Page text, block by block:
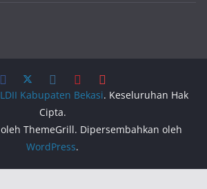
LDII Kabupaten Bekasi. Keseluruhan Hak
Cipta.
oleh ThemeGrill. Dipersembahkan oleh
WordPress.